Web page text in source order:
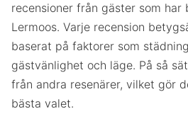
recensioner från gäster som har
Lermoos. Varje recension
baserat på faktorer som
gästvänlighet och läge. På så
från andra resenärer, vilket gör
bästa valet.